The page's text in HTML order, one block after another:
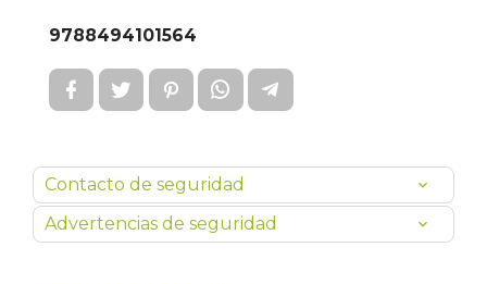
9788494101564
Contacto de seguridad
Advertencias de seguridad